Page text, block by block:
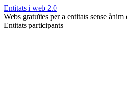
Entitats i web 2.0
Webs gratuïtes per a entitats sense ànim
Entitats participants